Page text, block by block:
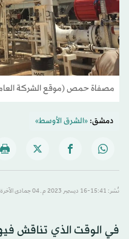
مصفاة حمص (موقع الشركة
دمشق:«الشرق الأوسط»
نُشر: 15:41-16 ديسمبر 2023 م ـ 04 جمادى الآخرة 1445 هـ
في الوقت الذي تناقش